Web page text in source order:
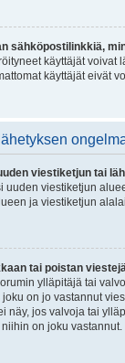
sähköpostilinkkiä,
käyttäjät
käyttäjät eivät
viestiketjun tai
uuden viestiketjun
ja viestiketjun
tai poistan
ylläpitäjä tai
on jo vastannut
näy, jos valvoja tai
on joku vastannut.